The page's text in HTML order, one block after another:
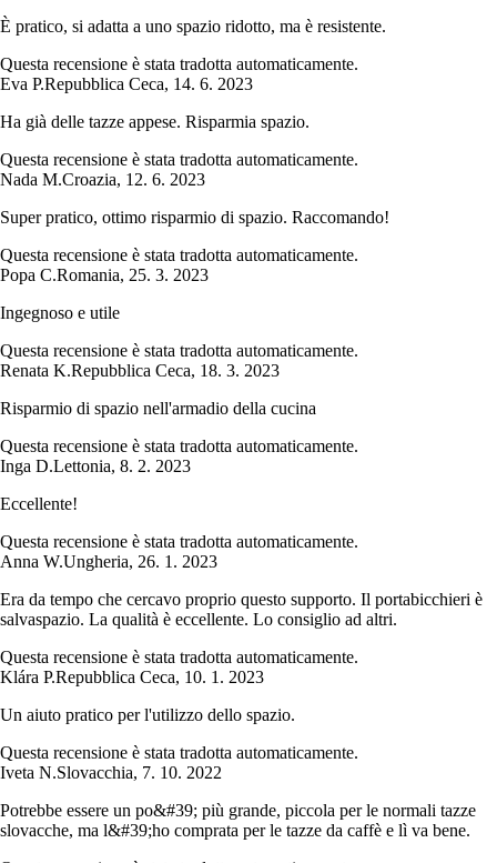
È pratico, si adatta a uno spazio ridotto, ma è resistente.
Questa recensione è stata tradotta automaticamente.
Eva P.Repubblica Ceca, 14. 6. 2023
Ha già delle tazze appese. Risparmia spazio.
Questa recensione è stata tradotta automaticamente.
Nada M.Croazia, 12. 6. 2023
Super pratico, ottimo risparmio di spazio. Raccomando!
Questa recensione è stata tradotta automaticamente.
Popa C.Romania, 25. 3. 2023
Ingegnoso e utile
Questa recensione è stata tradotta automaticamente.
Renata K.Repubblica Ceca, 18. 3. 2023
Risparmio di spazio nell'armadio della cucina
Questa recensione è stata tradotta automaticamente.
Inga D.Lettonia, 8. 2. 2023
Eccellente!
Questa recensione è stata tradotta automaticamente.
Anna W.Ungheria, 26. 1. 2023
Era da tempo che cercavo proprio questo supporto. Il portabicchieri è
salvaspazio. La qualità è eccellente. Lo consiglio ad altri.
Questa recensione è stata tradotta automaticamente.
Klára P.Repubblica Ceca, 10. 1. 2023
Un aiuto pratico per l'utilizzo dello spazio.
Questa recensione è stata tradotta automaticamente.
Iveta N.Slovacchia, 7. 10. 2022
Potrebbe essere un po&#39; più grande, piccola per le normali tazze
slovacche, ma l&#39;ho comprata per le tazze da caffè e lì va bene.